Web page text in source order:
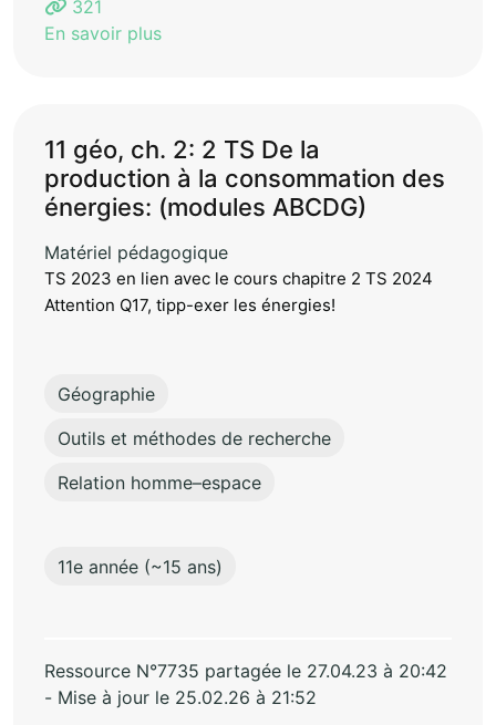
321
En savoir plus
11 géo, ch. 2: 2 TS De la
production à la consommation des
énergies: (modules ABCDG)
Matériel pédagogique
TS 2023 en lien avec le cours chapitre 2 TS 2024
Attention Q17, tipp-exer les énergies!
Géographie
Outils et méthodes de recherche
Relation homme–espace
11e année (~15 ans)
Ressource N°7735 partagée le 27.04.23 à 20:42
- Mise à jour le 25.02.26 à 21:52